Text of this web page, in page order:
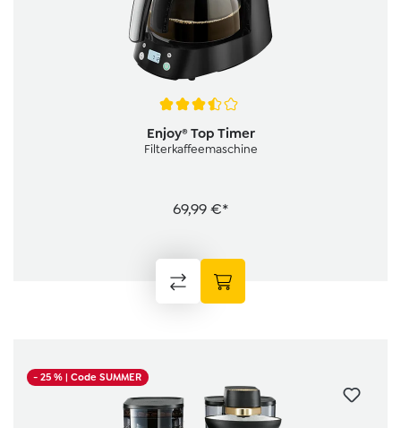
Durchschnittliche Bewertung von 3.5 von 5 Sternen
Enjoy® Top Timer
Filterkaffeemaschine
69,99 €*
- 25 %| Code SUMMER